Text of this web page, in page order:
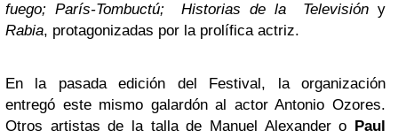
fuego; París-Tombuctú; Historias de la Televisión y
Rabia, protagonizadas por la prolífica actriz.
En la pasada edición del Festival, la organización
entregó este mismo galardón al actor Antonio Ozores.
Otros artistas de la talla de Manuel Alexander o Paul